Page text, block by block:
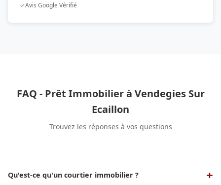
✓Avis Google Vérifié
FAQ - Prêt Immobilier à Vendegies Sur
Ecaillon
Trouvez les réponses à vos questions
Qu'est-ce qu'un courtier immobilier ?